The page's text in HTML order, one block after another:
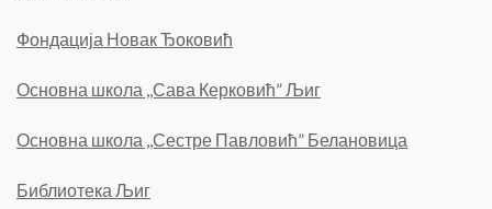
Фондација Новак Ђоковић
Основна школа ,,Сава Керковић” Љиг
Основна школа ,,Сестре Павловић” Белановица
Библиотека Љиг